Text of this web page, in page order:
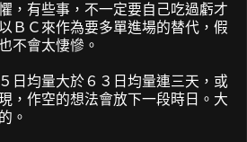
，有些事，不一定要自己吃過虧才
ＢＣ來作為要多單進場的替代，假
不會太悽慘。
日均量大於６３日均量連三天，或
，作空的想法會放下一段時日。大
。